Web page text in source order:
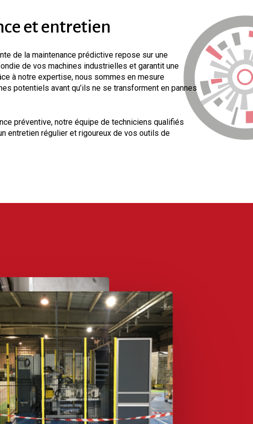
etentretien
de la maintenance prédictive repose sur une
de vos machines industrielles et garantit une
à notre expertise, nous sommes en mesure
potentiels avant qu’ils ne se transforment en pannes
préventive, notre équipe de techniciens qualifiés
entretien régulier et rigoureux de vos outils de
sécurité afin de réduire les temps d’arrêt. Notre